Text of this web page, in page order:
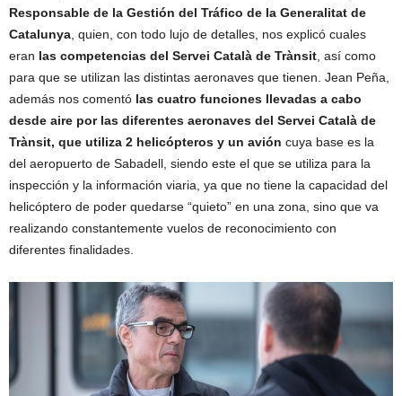
Responsable de la Gestión del Tráfico de la Generalitat de
Catalunya , quien, con todo lujo de detalles, nos explicó cuales
eran las competencias del Servei Català de Trànsit , así como
para que se utilizan las distintas aeronaves que tienen. Jean Peña,
además nos comentó las cuatro funciones llevadas a cabo
desde aire por las diferentes aeronaves del Servei Català de
Trànsit, que utiliza 2 helicópteros y un avión cuya base es la
del aeropuerto de Sabadell, siendo este el que se utiliza para la
inspección y la información viaria, ya que no tiene la capacidad del
helicóptero de poder quedarse “quieto” en una zona, sino que va
realizando constantemente vuelos de reconocimiento con
diferentes finalidades.